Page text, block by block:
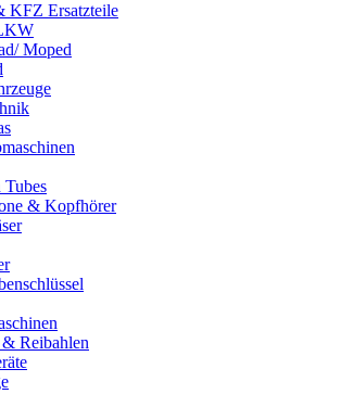
KFZ Ersatzteile
Moped
Tubes
& Kopfhörer
Reibahlen